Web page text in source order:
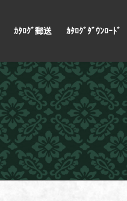
ｶﾀﾛｸﾞ郵送 ｶﾀﾛｸﾞﾀﾞｳﾝﾛｰﾄﾞ